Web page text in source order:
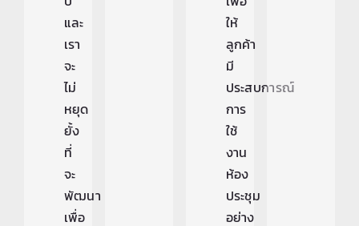
และ
เรา
จะ
ไม่
หยุด
ยั้ง
ที่
จะ
พัฒนา
เพื่อ
ให้
ลูกค้า
มี
ประสบการณ์
การ
ใช้
งาน
ห้อง
ประชุม
อย่าง